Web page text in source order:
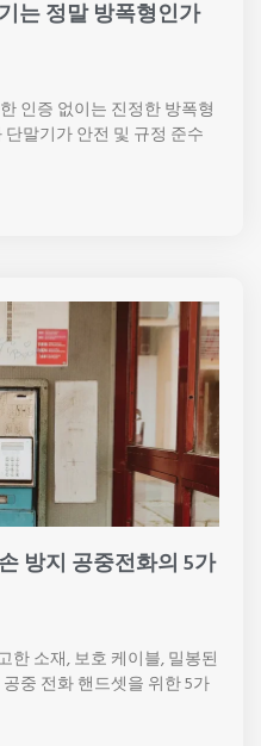
는 정말 방폭형인가
인증 없이는 진정한 방폭형
말기가 안전 및 규정 준수
방지 공중전화의 5가
한 소재, 보호 케이블, 밀봉된
중 전화 핸드셋을 위한 5가